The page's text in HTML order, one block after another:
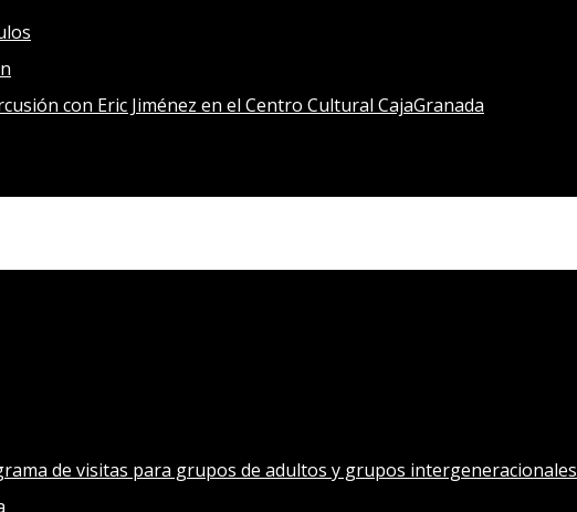
con Eric Jiménez en el Centro Cultural CajaGranada
de visitas para grupos de adultos y grupos intergeneracionales